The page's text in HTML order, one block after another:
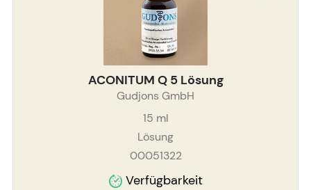
ACONITUM Q 5 Lösung
Gudjons GmbH
15 ml
Lösung
00051322
Verfügbarkeit